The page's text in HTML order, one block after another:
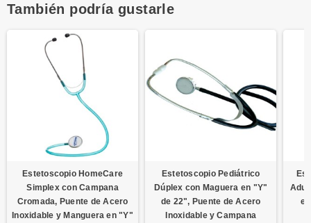
También podría gustarle
Estetoscopio HomeCare
Simplex con Campana
Cromada, Puente de Acero
Inoxidable y Manguera en "Y"
Estetoscopio Pediátrico
Dúplex con Maguera en "Y"
de 22", Puente de Acero
Inoxidable y Campana